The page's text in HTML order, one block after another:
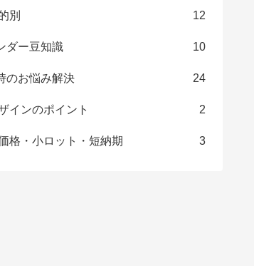
別 12
ダー豆知識 10
のお悩み解決 24
インのポイント 2
格・小ロット・短納期 3